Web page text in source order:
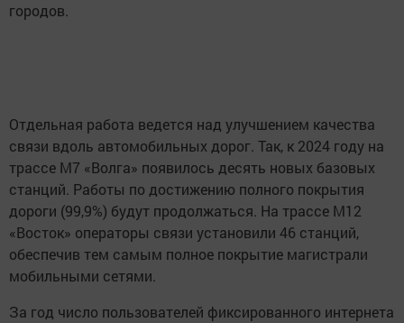
городов.
Отдельная работа ведется над улучшением качества
связи вдоль автомобильных дорог. Так, к 2024 году на
трассе М7 «Волга» появилось десять новых базовых
станций. Работы по достижению полного покрытия
дороги (99,9%) будут продолжаться. На трассе М12
«Восток» операторы связи установили 46 станций,
обеспечив тем самым полное покрытие магистрали
мобильными сетями.
За год число пользователей фиксированного интернета